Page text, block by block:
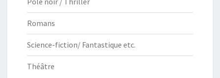
Romans
Science-fiction/ Fantastique etc.
Théâtre